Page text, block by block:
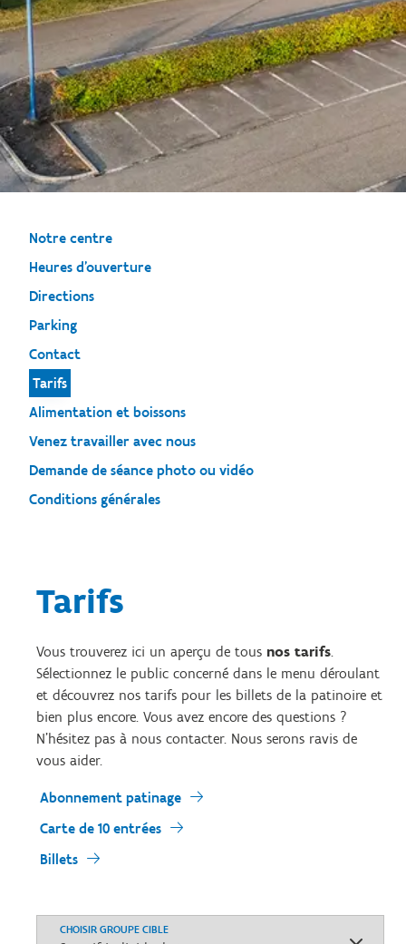
Notre centre
Heures d'ouverture
Directions
Parking
Contact
Tarifs
Alimentation et boissons
Venez travailler avec nous
Demande de séance photo ou vidéo
Conditions générales
Tarifs
Vous trouverez ici un aperçu de tous nos tarifs.
Sélectionnez le public concerné dans le menu déroulant
et découvrez nos tarifs pour les billets de la patinoire et
bien plus encore. Vous avez encore des questions ?
N'hésitez pas à nous contacter. Nous serons ravis de
vous aider.
Abonnement patinage
Carte de 10 entrées
Billets
CHOISIR GROUPE CIBLE